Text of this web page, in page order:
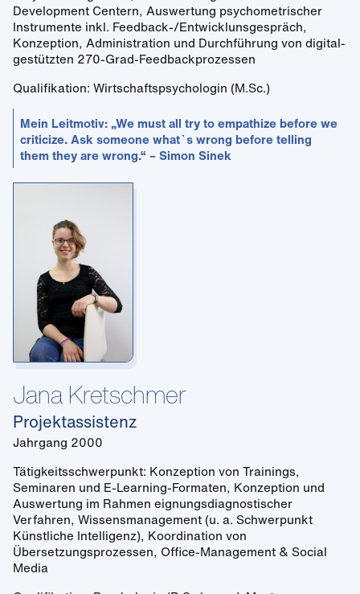
Development Centern, Auswertung psychometrischer
Instrumente inkl. Feedback-/Entwicklunsgespräch,
Konzeption, Administration und Durchführung von digital-
gestützten 270-Grad-Feedbackprozessen
Qualifikation: Wirtschaftspsychologin (M.Sc.)
Mein Leitmotiv: „We must all try to empathize before we
criticize. Ask someone what`s wrong before telling
them they are wrong.“ – Simon Sinek
Jana Kretschmer
Projektassistenz
Jahrgang 2000
Tätigkeitsschwerpunkt: Konzeption von Trainings,
Seminaren und E-Learning-Formaten, Konzeption und
Auswertung im Rahmen eignungsdiagnostischer
Verfahren, Wissensmanagement (u. a. Schwerpunkt
Künstliche Intelligenz), Koordination von
Übersetzungsprozessen, Office-Management & Social
Media